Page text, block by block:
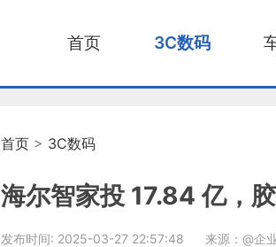
首页 3C数码
首页 > 3C数码
海尔智家投 17.84 亿，
发布时间: 2025-03-27 22:57:48 来源：@企